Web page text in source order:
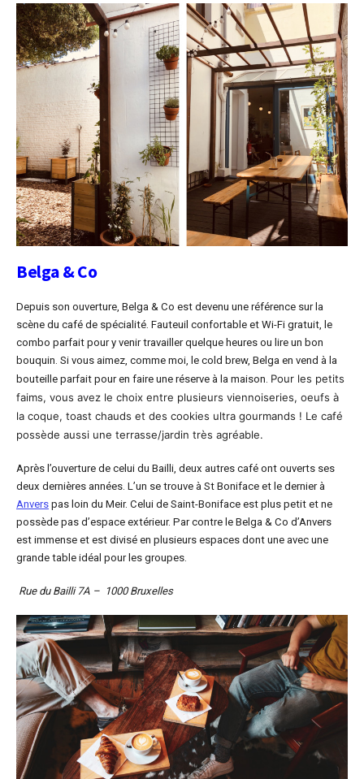
Belga & Co
Depuis son ouverture, Belga & Co est devenu une référence sur la
scène du café de spécialité. Fauteuil confortable et Wi-Fi gratuit, le
combo parfait pour y venir travailler quelque heures ou lire un bon
bouquin. Si vous aimez, comme moi, le cold brew, Belga en vend à la
bouteille parfait pour en faire une réserve à la maison. Pour les petits
faims, vous avez le choix entre plusieurs viennoiseries, oeufs à
la coque, toast chauds et des cookies ultra gourmands ! Le café
possède aussi une terrasse/jardin très agréable.
Après l’ouverture de celui du Bailli, deux autres café ont ouverts ses
deux dernières années. L’un se trouve à St Boniface et le dernier à
Anvers pas loin du Meir. Celui de Saint-Boniface est plus petit et ne
possède pas d’espace extérieur. Par contre le Belga & Co d’Anvers
est immense et est divisé en plusieurs espaces dont une avec une
grande table idéal pour les groupes.
Rue du Bailli 7A – 1000 Bruxelles